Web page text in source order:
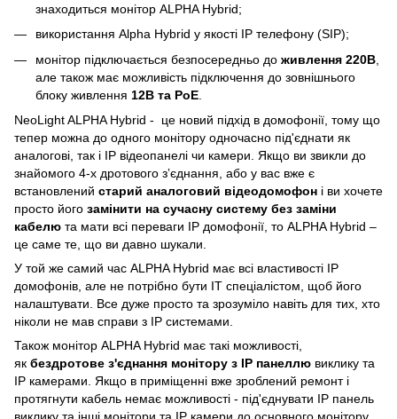
знаходиться монітор ALPHA Hybrid;
використання Alpha Hybrid у якості IP телефону (SIP);
монітор підключається безпосередньо до живлення 220В
але також має можливість підключення до зовнішнього
блоку живлення 12B та PoE
NeoLight ALPHA Hybrid - це новий підхід в домофонії, тому що
тепер можна до одного монітору одночасно під'єднати як
аналогові, так і IP відеопанелі чи камери. Якщо ви звикли до
знайомого 4-х дротового зʼєднання, або у вас вже є
встановлений старий аналоговий відеодомофон і ви хочете
просто його замінити на сучасну систему без заміни
кабелю та мати всі переваги IP домофонії, то ALPHA Hybrid –
це саме те, що ви давно шукали.
У той же самий час ALPHA Hybrid має всі властивості IP
домофонів, але не потрібно бути IT спеціалістом, щоб його
налаштувати. Все дуже просто та зрозуміло навіть для тих, хто
ніколи не мав справи з IP системами.
Також монітор ALPHA Hybrid має такі можливості,
як бездротове з'єднання монітору з IP панеллю виклику та
IP камерами. Якщо в приміщенні вже зроблений ремонт і
протягнути кабель немає можливості - під'єднувати IP панель